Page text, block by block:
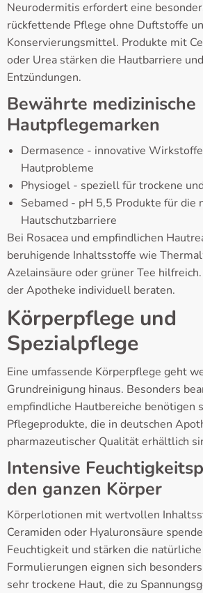
Neurodermitis erfordert eine
rückfettende Pflege ohne Duftstoffe
Konservierungsmittel. Produkte mit
oder Urea stärken die Hautbarriere
Entzündungen.
Bewährte medizinische
Hautpflegemarken
Dermasence - innovative
Hautprobleme
Physiogel - speziell für trockene
Sebamed - pH 5,5 Produkte für die
Hautschutzbarriere
Bei Rosacea und empfindlichen
beruhigende Inhaltsstoffe wie
Azelainsäure oder grüner Tee
der Apotheke individuell beraten.
Körperpflege und
Spezialpflege
Eine umfassende Körperpflege geht
Grundreinigung hinaus. Besonders
empfindliche Hautbereiche benötigen
Pflegeprodukte, die in deutschen
pharmazeutischer Qualität erhältlich
Intensive
den ganzen Körper
Körperlotionen mit wertvollen
Ceramiden oder Hyaluronsäure
Feuchtigkeit und stärken die
Formulierungen eignen sich
sehr trockene Haut, die zu